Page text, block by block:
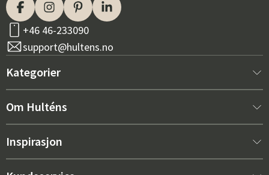
+46 46-233090
support@hultens.no
Kategorier
Nytt hos oss
Innredning
Om Hulténs
Om Hulténs
Inspirasjon